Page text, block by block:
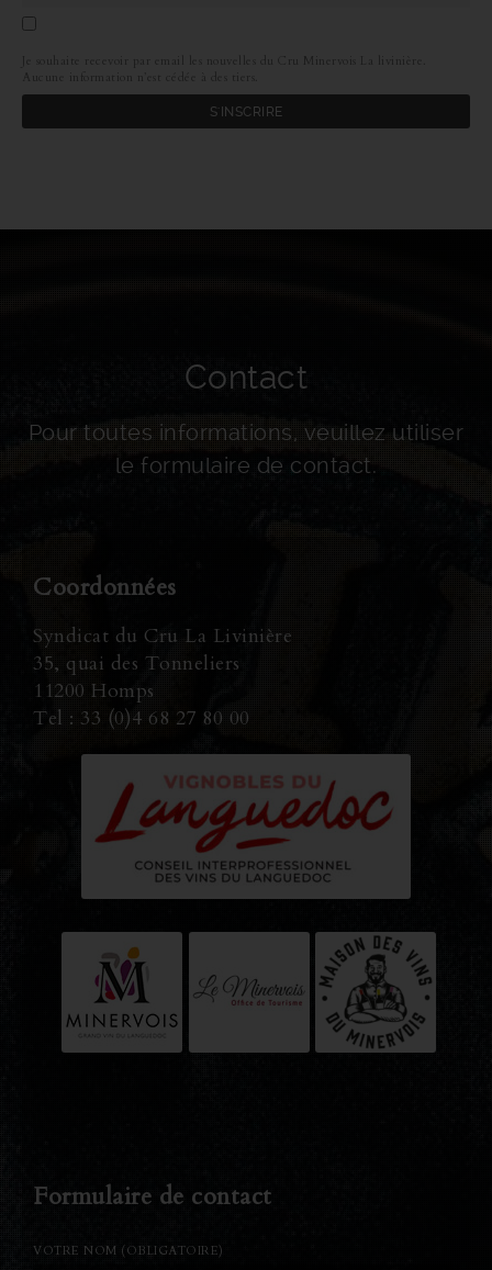
Je souhaite recevoir par email les nouvelles du Cru Minervois La livinière.
Aucune information n’est cédée à des tiers.
Contact
Pour toutes informations, veuillez utiliser
le formulaire de contact.
Coordonnées
Syndicat du Cru La Livinière
35, quai des Tonneliers
11200 Homps
Tel : 33 (0)4 68 27 80 00
Formulaire de contact
VOTRE NOM (OBLIGATOIRE)